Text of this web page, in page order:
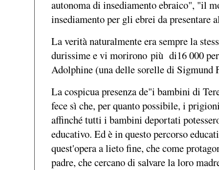
autonoma di insediamento ebraico", "il
insediamento per gli ebrei da presentare
La verità naturalmente era sempre la
durissime e vi morirono più di16 000
Adolphine (una delle sorelle di Sigmund
La cospicua presenza de"i bambini di
fece sì che, per quanto possibile, i
affinché tutti i bambini deportati
educativo. Ed è in questo percorso
quest'opera a lieto fine, che come
padre, che cercano di salvare la loro